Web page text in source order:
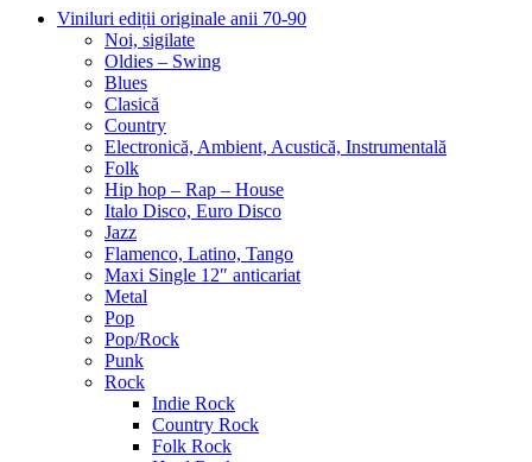
Viniluri ediții originale anii 70-90
Noi, sigilate
Oldies – Swing
Blues
Clasică
Country
Electronică, Ambient, Acustică, Instrumentală
Folk
Hip hop – Rap – House
Italo Disco, Euro Disco
Jazz
Flamenco, Latino, Tango
Maxi Single 12″ anticariat
Metal
Pop
Pop/Rock
Punk
Rock
Indie Rock
Country Rock
Folk Rock